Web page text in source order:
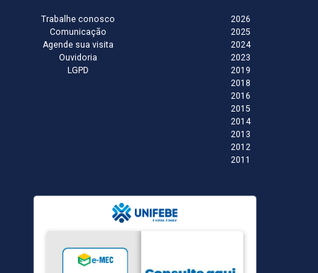
Trabalhe conosco
Comunicação
Agende sua visita
Ouvidoria
LGPD
2026
2025
2024
2023
2019
2018
2016
2015
2014
2013
2012
2011